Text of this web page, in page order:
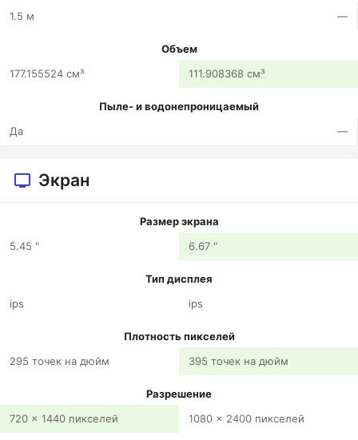
1.5 м —
Объем
177.155524 см³
111.908368 см³
Пыле- и водонепроницаемый
Да
—
Экран
Размер экрана
5.45 "
6.67 "
Тип дисплея
ips
ips
Плотность пикселей
295 точек на дюйм
395 точек на дюйм
Разрешение
720 x 1440 пикселей
1080 x 2400 пикселей